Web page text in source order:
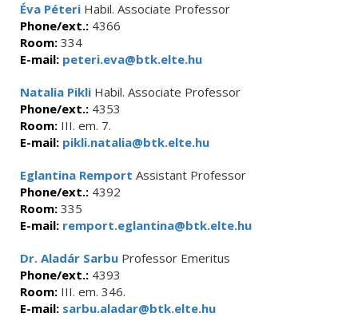
Éva Péteri Habil. Associate Professor
Phone/ext.: 4366
Room: 334
E-mail: peteri.eva@btk.elte.hu
Natalia Pikli Habil. Associate Professor
Phone/ext.: 4353
Room: III. em. 7.
E-mail: pikli.natalia@btk.elte.hu
Eglantina Remport Assistant Professor
Phone/ext.: 4392
Room: 335
E-mail: remport.eglantina@btk.elte.hu
Dr. Aladár Sarbu Professor Emeritus
Phone/ext.: 4393
Room: III. em. 346.
E-mail: sarbu.aladar@btk.elte.hu